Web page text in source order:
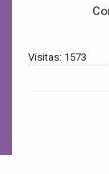
Visitas: 1573